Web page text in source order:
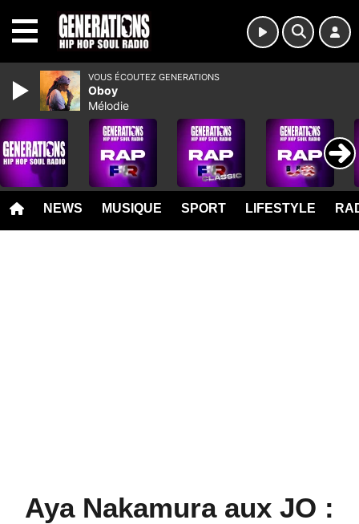
NEWS MUSIQUE SPORT LIFESTYLE
Aya Nakamura aux JO :
VOUS ÉCOUTEZ GENERATIONS
Oboy
Mélodie